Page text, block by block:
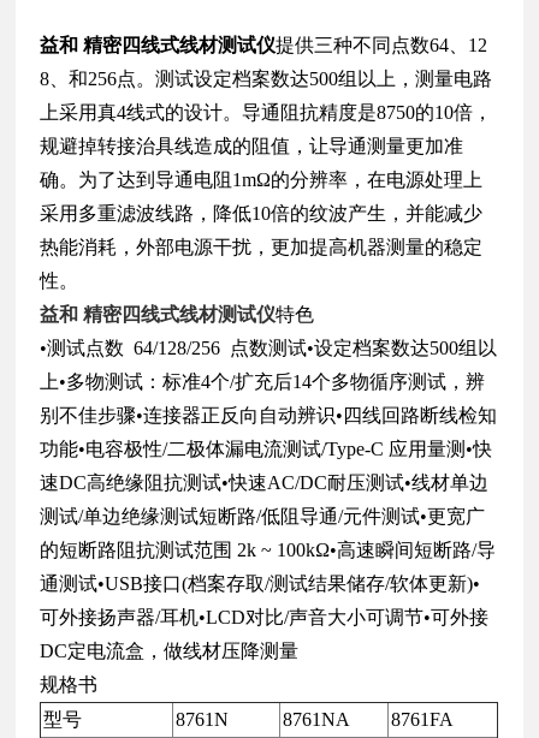
益和 精密四线式线材测试仪提供三种不同点数64、12
8、和256点。测试设定档案数达500组以上，测量电路
上采用真4线式的设计。导通阻抗精度是8750的10倍，
规避掉转接治具线造成的阻值，让导通测量更加准
确。为了达到导通电阻1mΩ的分辨率，在电源处理上
采用多重滤波线路，降低10倍的纹波产生，并能减少
热能消耗，外部电源干扰，更加提高机器测量的稳定
性。
益和 精密四线式线材测试仪特色
•测试点数 64/128/256 点数测试•设定档案数达500组以
上•多物测试：标准4个/扩充后14个多物循序测试，辨
别不佳步骤•连接器正反向自动辨识•四线回路断线检知
功能•电容极性/二极体漏电流测试/Type-C 应用量测•快
速DC高绝缘阻抗测试•快速AC/DC耐压测试•线材单边
测试/单边绝缘测试短断路/低阻导通/元件测试•更宽广
的短断路阻抗测试范围 2k ~ 100kΩ•高速瞬间短断路/导
通测试•USB接口(档案存取/测试结果储存/软体更新)•
可外接扬声器/耳机•LCD对比/声音大小可调节•可外接
DC定电流盒，做线材压降测量
规格书
型号
8761N 8761NA 8761FA